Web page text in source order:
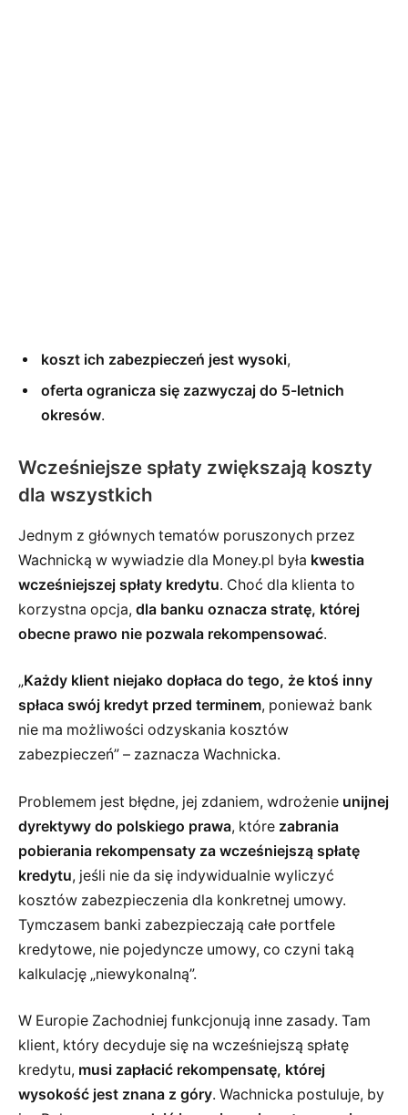
koszt ich zabezpieczeń jest wysoki,
oferta ogranicza się zazwyczaj do 5-letnich
okresów.
Wcześniejsze spłaty zwiększają koszty
dla wszystkich
Jednym z głównych tematów poruszonych przez
Wachnicką w wywiadzie dla Money.pl była kwestia
wcześniejszej spłaty kredytu. Choć dla klienta to
korzystna opcja, dla banku oznacza stratę, której
obecne prawo nie pozwala rekompensować.
„Każdy klient niejako dopłaca do tego, że ktoś inny
spłaca swój kredyt przed terminem, ponieważ bank
nie ma możliwości odzyskania kosztów
zabezpieczeń” – zaznacza Wachnicka.
Problemem jest błędne, jej zdaniem, wdrożenie unijnej
dyrektywy do polskiego prawa, które zabrania
pobierania rekompensaty za wcześniejszą spłatę
kredytu, jeśli nie da się indywidualnie wyliczyć
kosztów zabezpieczenia dla konkretnej umowy.
Tymczasem banki zabezpieczają całe portfele
kredytowe, nie pojedyncze umowy, co czyni taką
kalkulację „niewykonalną”.
W Europie Zachodniej funkcjonują inne zasady. Tam
klient, który decyduje się na wcześniejszą spłatę
kredytu, musi zapłacić rekompensatę, której
wysokość jest znana z góry. Wachnicka postuluje, by